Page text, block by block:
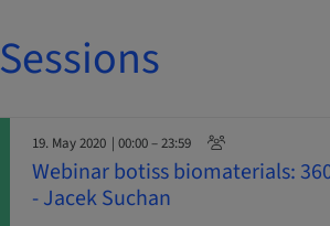
Sessions
19. May 2020 | 00:00 – 23:59
Webinar botiss biomaterials:
- Jacek Suchan